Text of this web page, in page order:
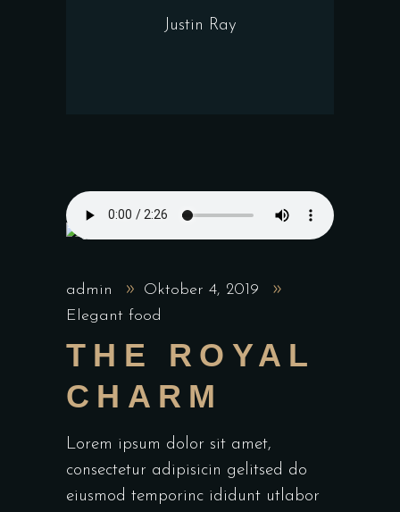
Justin Ray
admin
Oktober 4, 2019
Elegant food
THE ROYAL
CHARM
Lorem ipsum dolor sit amet,
consectetur adipisicin gelitsed do
eiusmod temporinc ididunt utlabor